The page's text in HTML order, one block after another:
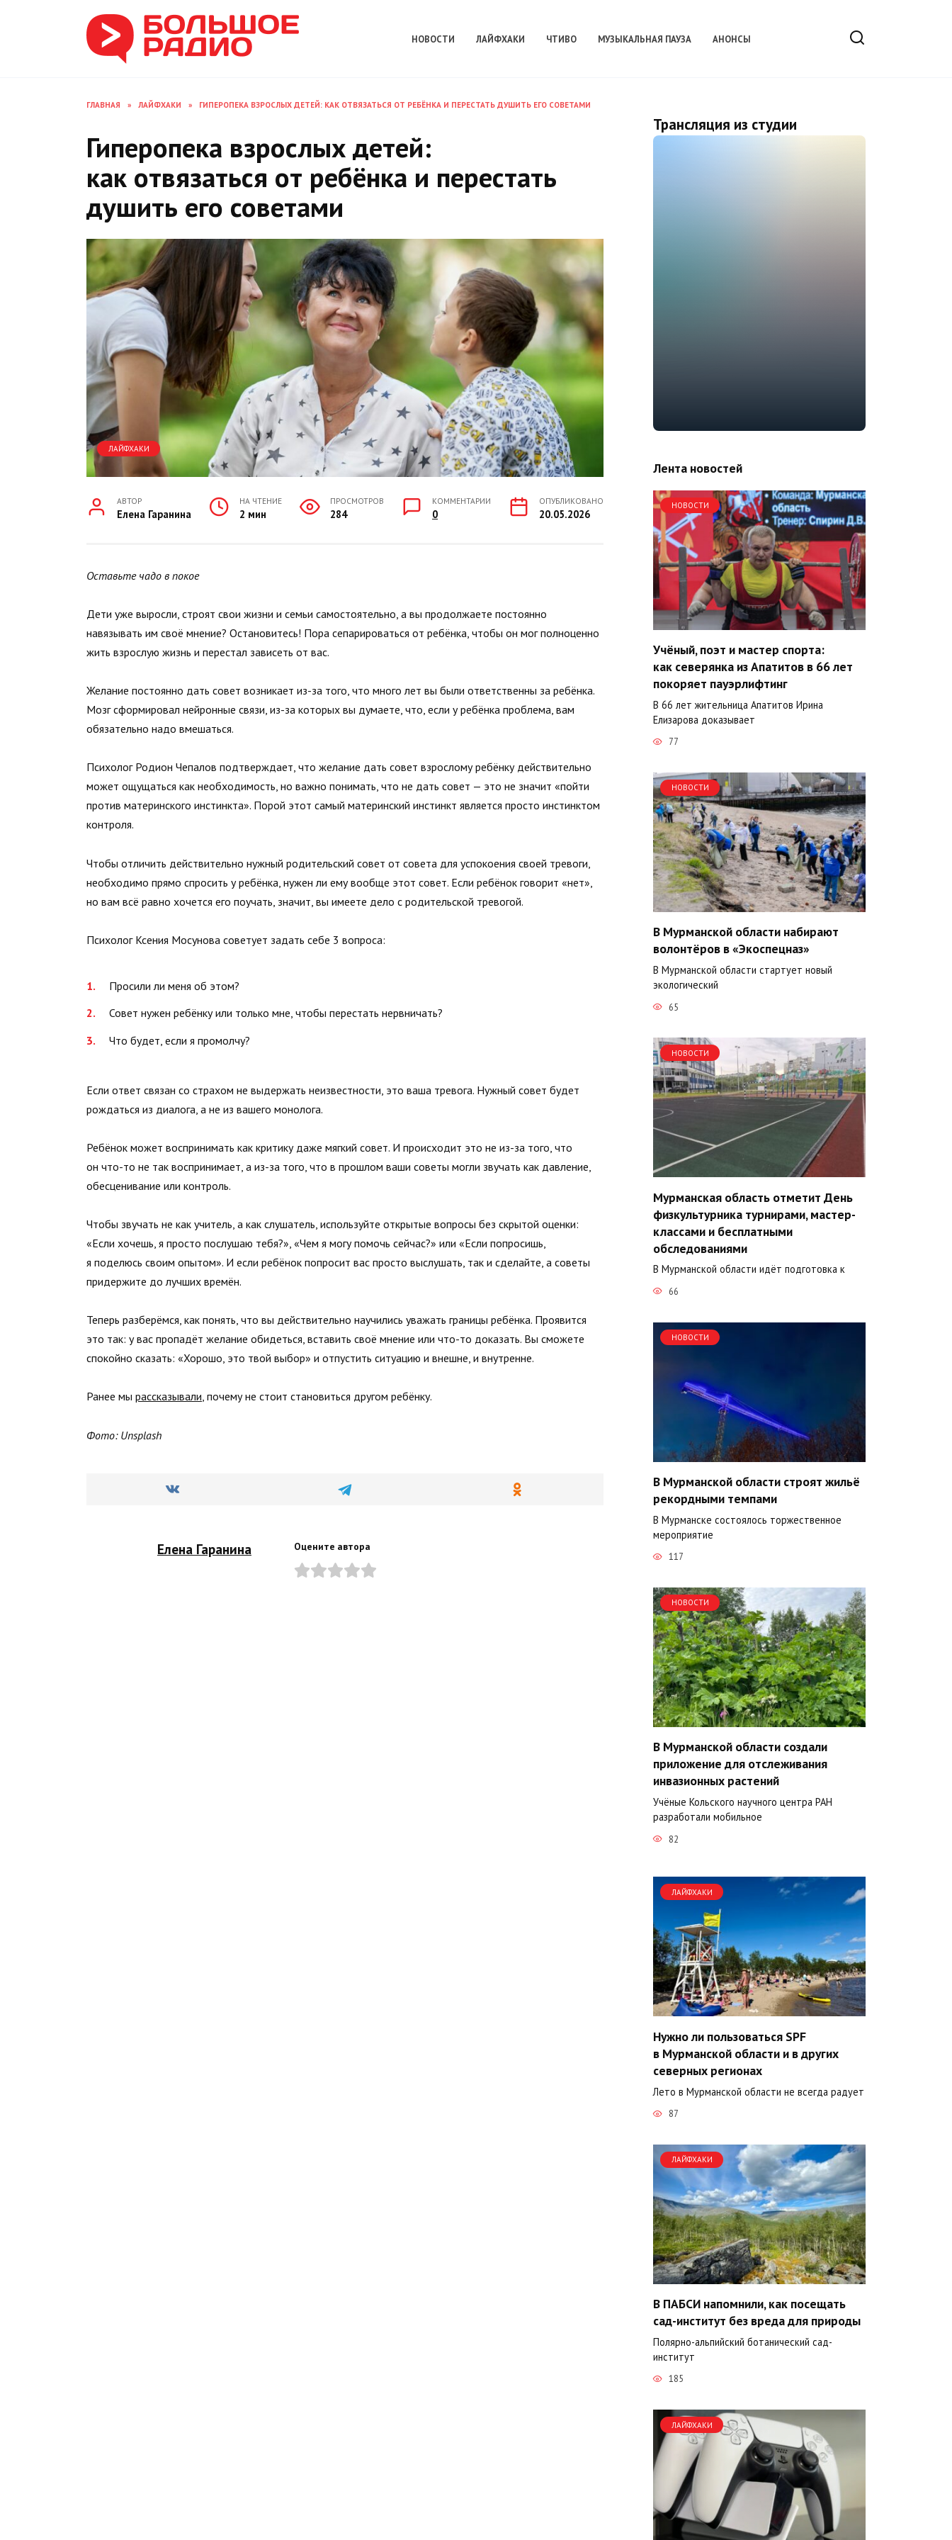
НОВОСТИ ЛАЙФХАКИ ЧТИВО МУЗЫКАЛЬНАЯ ПАУЗА АНОНСЫ
ГЛАВНАЯ » ЛАЙФХАКИ » ГИПЕРОПЕКА ВЗРОСЛЫХ ДЕТЕЙ: КАК ОТВЯЗАТЬСЯ ОТ РЕБЁНКА И ПЕРЕСТАТЬ ДУШИТЬ ЕГО СОВЕТАМИ
Гиперопека взрослых детей:
как отвязаться от ребёнка и перестать
душить его советами
ЛАЙФХАКИ
АВТОР
Елена Гаранина
НА ЧТЕНИЕ
2 мин
ПРОСМОТРОВ
284
КОММЕНТАРИИ
0
ОПУБЛИКОВАНО
20.05.2026
Оставьте чадо в покое
Дети уже выросли, строят свои жизни и семьи самостоятельно, а вы продолжаете постоянно
навязывать им своё мнение? Остановитесь! Пора сепарироваться от ребёнка, чтобы он мог полноценно
жить взрослую жизнь и перестал зависеть от вас.
Желание постоянно дать совет возникает из-за того, что много лет вы были ответственны за ребёнка.
Мозг сформировал нейронные связи, из-за которых вы думаете, что, если у ребёнка проблема, вам
обязательно надо вмешаться.
Психолог Родион Чепалов подтверждает, что желание дать совет взрослому ребёнку действительно
может ощущаться как необходимость, но важно понимать, что не дать совет — это не значит «пойти
против материнского инстинкта». Порой этот самый материнский инстинкт является просто инстинктом
контроля.
Чтобы отличить действительно нужный родительский совет от совета для успокоения своей тревоги,
необходимо прямо спросить у ребёнка, нужен ли ему вообще этот совет. Если ребёнок говорит «нет»,
но вам всё равно хочется его поучать, значит, вы имеете дело с родительской тревогой.
Психолог Ксения Мосунова советует задать себе 3 вопроса:
Просили ли меня об этом?
Совет нужен ребёнку или только мне, чтобы перестать нервничать?
Что будет, если я промолчу?
Если ответ связан со страхом не выдержать неизвестности, это ваша тревога. Нужный совет будет
рождаться из диалога, а не из вашего монолога.
Ребёнок может воспринимать как критику даже мягкий совет. И происходит это не из-за того, что
он что-то не так воспринимает, а из-за того, что в прошлом ваши советы могли звучать как давление,
обесценивание или контроль.
Чтобы звучать не как учитель, а как слушатель, используйте открытые вопросы без скрытой оценки:
«Если хочешь, я просто послушаю тебя?», «Чем я могу помочь сейчас?» или «Если попросишь,
я поделюсь своим опытом». И если ребёнок попросит вас просто выслушать, так и сделайте, а советы
придержите до лучших времён.
Теперь разберёмся, как понять, что вы действительно научились уважать границы ребёнка. Проявится
это так: у вас пропадёт желание обидеться, вставить своё мнение или что-то доказать. Вы сможете
спокойно сказать: «Хорошо, это твой выбор» и отпустить ситуацию и внешне, и внутренне.
Ранее мы рассказывали, почему не стоит становиться другом ребёнку.
Фото: Unsplash
Елена Гаранина Оцените автора
Трансляция из студии
Лента новостей
НОВОСТИ
Учёный, поэт и мастер спорта:
как северянка из Апатитов в 66 лет
покоряет пауэрлифтинг
В 66 лет жительница Апатитов Ирина
Елизарова доказывает
77
НОВОСТИ
В Мурманской области набирают
волонтёров в «Экоспецназ»
В Мурманской области стартует новый
экологический
65
НОВОСТИ
Мурманская область отметит День
физкультурника турнирами, мастер-
классами и бесплатными
обследованиями
В Мурманской области идёт подготовка к
66
НОВОСТИ
В Мурманской области строят жильё
рекордными темпами
В Мурманске состоялось торжественное
мероприятие
117
НОВОСТИ
В Мурманской области создали
приложение для отслеживания
инвазионных растений
Учёные Кольского научного центра РАН
разработали мобильное
82
ЛАЙФХАКИ
Нужно ли пользоваться SPF
в Мурманской области и в других
северных регионах
Лето в Мурманской области не всегда радует
87
ЛАЙФХАКИ
В ПАБСИ напомнили, как посещать
сад-институт без вреда для природы
Полярно-альпийский ботанический сад-
институт
185
ЛАЙФХАКИ